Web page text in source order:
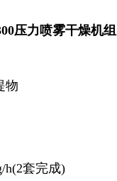
压力喷雾干燥机组
物
h(2套完成)